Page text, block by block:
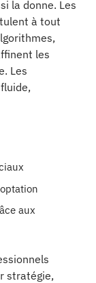
la donne. Les
à tout
les
Les
aux
stratégie,